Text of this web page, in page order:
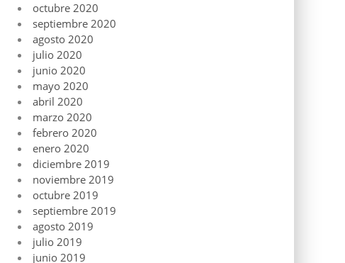
octubre 2020
septiembre 2020
agosto 2020
julio 2020
junio 2020
mayo 2020
abril 2020
marzo 2020
febrero 2020
enero 2020
diciembre 2019
noviembre 2019
octubre 2019
septiembre 2019
agosto 2019
julio 2019
junio 2019